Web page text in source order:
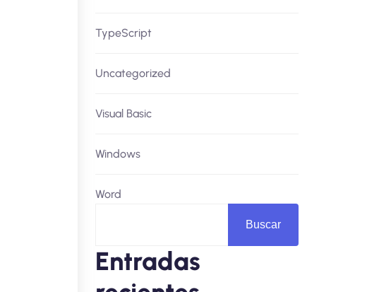
TypeScript
Uncategorized
Visual Basic
Windows
Word
Buscar
Entradas